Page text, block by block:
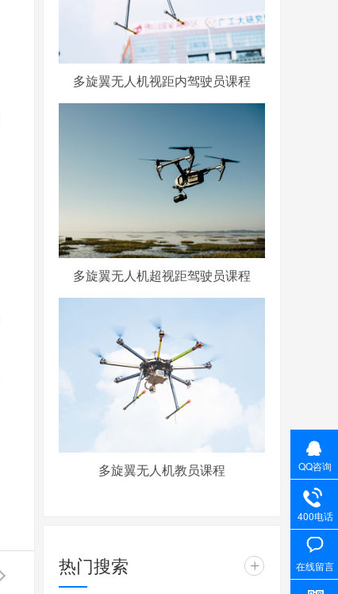
多旋翼无人机视距内驾驶员课程
多旋翼无人机超视距驾驶员课程
多旋翼无人机教员课程
热门搜索 +
QQ咨询
400电话
在线留言